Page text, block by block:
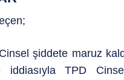
Cinsel şiddete maruz
iddiasıyla TPD